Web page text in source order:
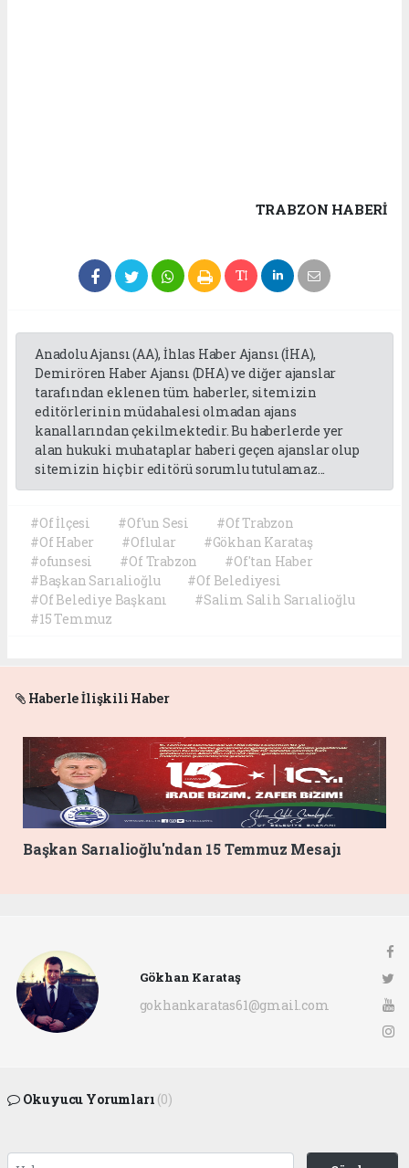
TRABZON HABERİ
Anadolu Ajansı (AA), İhlas Haber Ajansı (İHA),
Demirören Haber Ajansı (DHA) ve diğer ajanslar
tarafından eklenen tüm haberler, sitemizin
editörlerinin müdahalesi olmadan ajans
kanallarından çekilmektedir. Bu haberlerde yer
alan hukuki muhataplar haberi geçen ajanslar olup
sitemizin hiç bir editörü sorumlu tutulamaz...
#Of İlçesi #Of'un Sesi
#Of Trabzon
#Of Haber
#Oflular
#Gökhan Karataş
#ofunsesi
#Of Trabzon
#Of'tan Haber
#Başkan Sarıalioğlu
#Of Belediyesi
#Of Belediye Başkanı
#Salim Salih Sarıalioğlu
#15 Temmuz
Haberle İlişkili Haber
Başkan Sarıalioğlu'ndan 15 Temmuz Mesajı
Gökhan Karataş
gokhankaratas61@gmail.com
Okuyucu Yorumları (0)